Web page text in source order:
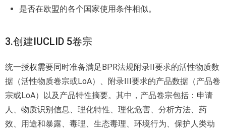
是否在欧盟的各个国家使用条件相似。
3.创建IUCLID 5卷宗
统一授权需要同时准备满足BPR法规附录II要求的活性物质数
据（活性物质卷宗或LoA）、附录III要求的产品数据（产品卷
宗或LoA）以及产品特性摘要。其中，产品卷宗包括：申请
人、物质识别信息、理化特性、理化危害、分析方法、药
效、用途和暴露、毒理、生态毒理、环境行为、保护人类动